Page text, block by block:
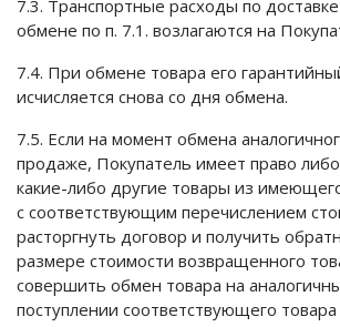
7.3. Транспортные расходы по
обмене по п. 7.1. возлагаются на
7.4. При обмене товара его
исчисляется снова со дня обмена.
7.5. Если на момент обмена
продаже, Покупатель имеет право
какие-либо другие товары из
с соответствующим перечислением
расторгнуть договор и получить
размере стоимости возвращенного
совершить обмен товара на
поступлении соответствующего